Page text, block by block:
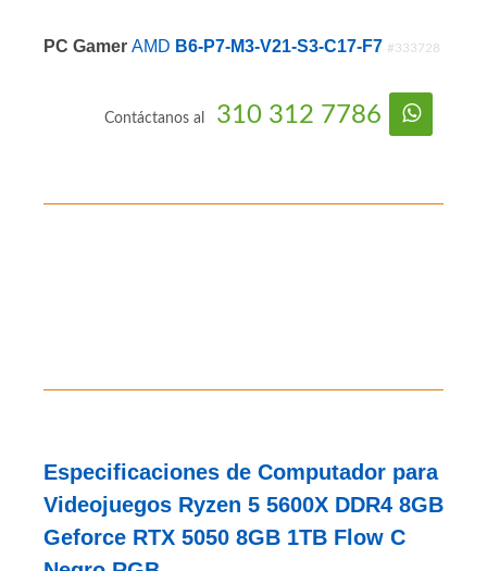
*No incluye intereses cobrados por tu entidad bancaria. Cargo por:
PC GamerAMD B6-P7-M3-V21-S3-C17-F7
Especificaciones de Computador para